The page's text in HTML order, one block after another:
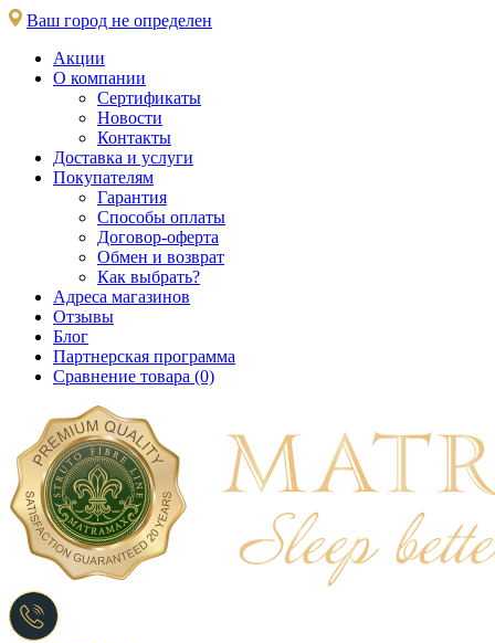
Ваш город не определен
Акции
О компании
Сертификаты
Новости
Контакты
Доставка и услуги
Покупателям
Гарантия
Способы оплаты
Договор-оферта
Обмен и возврат
Как выбрать?
Адреса магазинов
Отзывы
Блог
Партнерская программа
Сравнение товара (0)